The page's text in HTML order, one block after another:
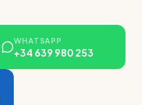
WHATSAPP
+34 639 980 253